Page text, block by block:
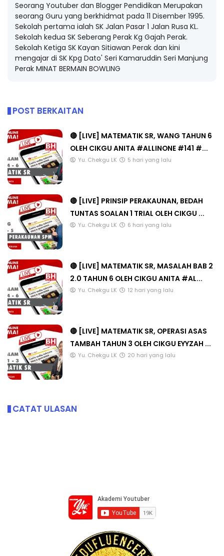
Seorang Youtuber dan Blogger Pendidikan Merupakan
seorang Guru yang berkhidmat pada 11 Disember 1995.
Sekolah pertama ialah SK Jalan Pasar 1 Jalan Rusa KL.
Sekolah kedua SK Seberang Perak Kg Gajah Perak.
Sekolah Ketiga SK Kayan Sitiawan Perak dan kini
mengajar di SK Kpg Dato' Seri Kamaruddin Seri Manjung
Perak MINAT BERMAIN BOWLING
POST BERKAITAN
🔴 [LIVE] MATEMATIK SR, WANG TAHUN 6
OLEH CIKGU ANITA #ALLINONE #141 #...
Yu. Chekgu LK 5 hari yang lalu
🔴 [LIVE] PRINSIP PERAKAUNAN, BEDAH
TUNTAS SOALAN 1 TRIAL OLEH CIKGU ...
Yu. Chekgu LK 6 hari yang lalu
🔴 [LIVE] MATEMATIK SR, MASALAH BAB 2
2.0 TAHUN 6 OLEH CIKGU ANITA #AL...
Yu. Chekgu LK 12 hari yang lalu
🔴 [LIVE] MATEMATIK SR, OPERASI ASAS
TAMBAH TAHUN 3 OLEH CIKGU EYYZAH ...
Yu. Chekgu LK 20 hari yang lalu
CATAT ULASAN